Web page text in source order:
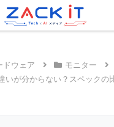
ア『ZACK IT - 未来をもっと身
ドウェア モニター
いが分からない？スペックの